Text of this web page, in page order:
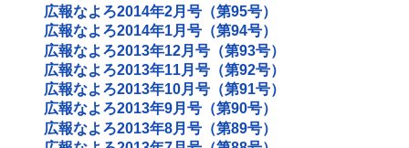
広報なよろ2014年2月号（第95号）
広報なよろ2014年1月号（第94号）
広報なよろ2013年12月号（第93号）
広報なよろ2013年11月号（第92号）
広報なよろ2013年10月号（第91号）
広報なよろ2013年9月号（第90号）
広報なよろ2013年8月号（第89号）